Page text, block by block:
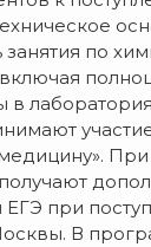
занятия по
в
ЕГЭ при
В